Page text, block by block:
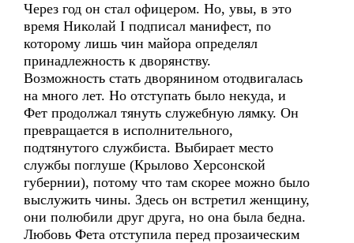
Через год он стал офицером. Но, увы, в это
время Николай I подписал манифест, по
которому лишь чин майора определял
принадлежность к дворянству.
Возможность стать дворянином отодвигалась
на много лет. Но отступать было некуда, и
Фет продолжал тянуть служебную лямку. Он
превращается в исполнительного,
подтянутого службиста. Выбирает место
службы поглуше (Крылово Херсонской
губернии), потому что там скорее можно было
выслужить чины. Здесь он встретил женщину,
они полюбили друг друга, но она была бедна.
Любовь Фета отступила перед прозаическим